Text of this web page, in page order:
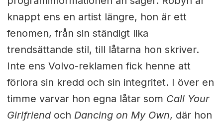
knappt ens en artist längre, hon är ett
fenomen, från sin ständigt lika
trendsättande stil, till låtarna hon skriver.
Inte ens Volvo-reklamen fick henne att
förlora sin kredd och sin integritet. I över en
timme varvar hon egna låtar som Call Your
Girlfriendoch Dancing on My Own, där hon